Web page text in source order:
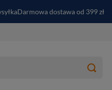
Darmowa dostawa od 399 zł